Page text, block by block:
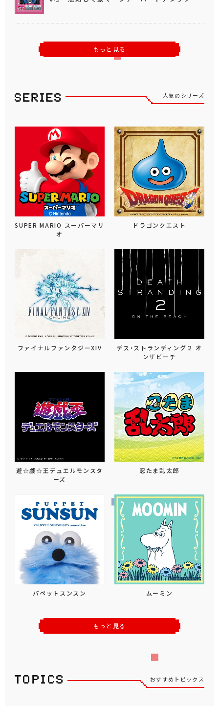
もっと見る
人気のシリーズ
SUPER MARIO スーパーマリ
オ
ドラゴンクエスト
ファイナルファンタジーXIV
デス・ストランディング２ オ
ンザビーチ
遊☆戯☆王デュエルモンスタ
ーズ
忍たま乱太郎
パペットスンスン ムーミン
もっと見る
おすすめトピックス